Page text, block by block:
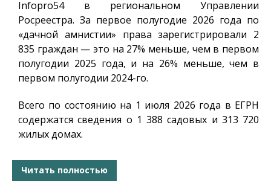
Infopro54в региональном Управлении
Росреестра. За первое полугодие 2026 года по
«дачной амнистии» права зарегистрировали 2
835 граждан — это на 27% меньше, чем в первом
полугодии 2025 года, и на 26% меньше, чем в
первом полугодии 2024-го.
Всего по состоянию на 1 июля 2026 года в ЕГРН
содержатся сведения о 1 388 садовых и 313 720
жилых домах.
Читать полностью